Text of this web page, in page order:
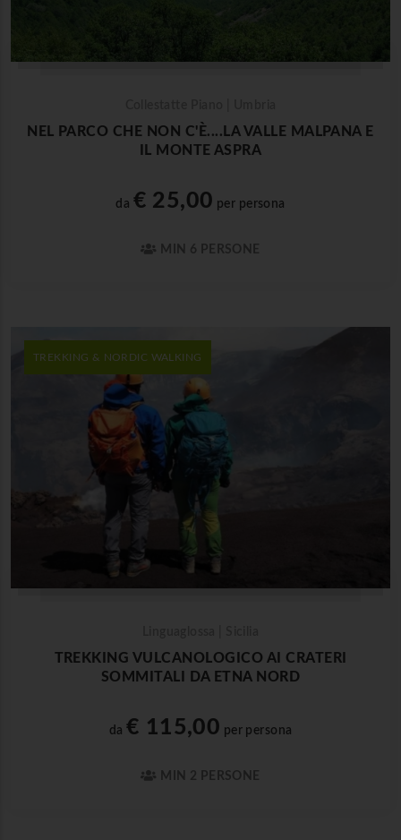
NEL PARCO CHE NON C'È....LA VALLE MALPANA E
IL MONTE ASPRA
da € 25,00 per persona
MIN 6 PERSONE
TREKKING & NORDIC WALKING
TREKKING VULCANOLOGICO AI CRATERI
SOMMITALI DA ETNA NORD
da € 115,00 per persona
MIN 2 PERSONE